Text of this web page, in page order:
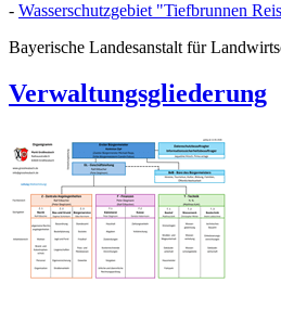
- Wasserschutzgebiet "Tiefbrunnen
Bayerische Landesanstalt für
Verwaltungsgliederung